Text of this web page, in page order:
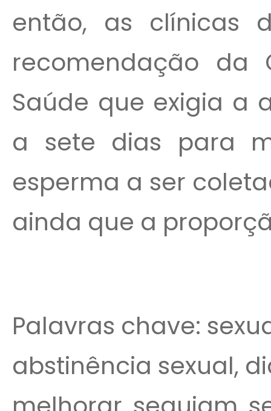
então, as clínicas
recomendação da
Saúde que exigia a
a sete dias para
esperma a ser
ainda que a
Palavras chave:
abstinência sexual,